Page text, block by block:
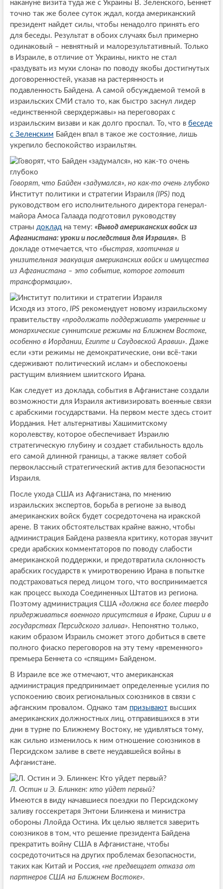
накануне визита туда же с Украины В. Зеленского, Беннет
точно так же более суток ждал, когда американский
президент найдет силы, чтобы ненадолго принять его
для беседы. Результат в обоих случаях был примерно
одинаковый – невнятный и малорезультативный. Только
в Израиле, в отличие от Украины, никто не стал
«раздувать из мухи слона» по поводу якобы достигнутых
договоренностей, указав на растерянность и
подавленность Байдена. А самой обсуждаемой темой в
израильских СМИ стало то, как быстро заснул лидер
«единственной сверхдержавы» на переговорах с
израильским визави и как долго проспал. То, что в беседе
с Зеленским Байден впал в такое же состояние, лишь
укрепило беспокойство израильтян.
Говорят, что Байден «задумался», но как-то очень глубоко
Институт политики и стратегии Израиля (IPS)под
руководством его исполнительного директора генерал-
майора Амоса Галаада подготовил руководству
страны докладна тему: «Вывод американских войск из
Афганистана: уроки и последствия для Израиля». В
докладе отмечается, что «быстрая, хаотичная и
унизительная эвакуация американских войск и имущества
из Афганистана – это событие, которое готовит
трансформацию».
Исходя из этого,IPS рекомендует новому израильскому
правительству «продолжать поддерживать умеренные и
монархические суннитские режимы на Ближнем Востоке,
особенно в Иордании, Египте и Саудовской Аравии». Даже
если «эти режимы не демократические, они всё-таки
сдерживают политический ислам» и обеспокоены
растущим влиянием шиитского Ирана.
Как следует из доклада, события в Афганистане создали
возможности для Израиля активизировать военные связи
с арабскими государствами. На первом месте здесь стоит
Иордания. Нет альтернативы Хашимитскому
королевству, которое обеспечивает Израилю
стратегическую глубину и создает стабильность вдоль
его самой длинной границы, а также являет собой
первоклассный стратегический актив для безопасности
Израиля.
После ухода США из Афганистана, по мнению
израильских экспертов, борьба в регионе за вывод
американских войск будет сосредоточена на иракской
арене. В таких обстоятельствах крайне важно, чтобы
администрация Байдена развеяла критику, которая звучит
среди арабских комментаторов по поводу слабости
американской поддержки, и предотвратила склонность
арабских государств к умиротворению Ирана в попытке
подстраховаться перед лицом того, что воспринимается
как процесс выхода Соединенных Штатов из региона.
Поэтому администрация США «должна все более твердо
придерживаться военного присутствия в Ираке, Сирии и в
государствах Персидского залива». Непонятно только,
каким образом Израиль сможет этого добиться в свете
полного фиаско переговоров на эту тему «временного»
премьера Беннета со «спящим» Байденом.
В Израиле все же отмечают, что американская
администрация предпринимает определенные усилия по
успокоению своих региональных союзников в связи с
афганским провалом. Однако там призываютвысших
американских должностных лиц, отправившихся в эти
дни в турне по Ближнему Востоку, не удивляться тому,
как сильно изменилось к ним отношение союзников в
Персидском заливе в свете неудавшейся войны в
Афганистане.
Л. Остин и Э. Блинкен: кто уйдет первый?
Имеются в виду начавшиеся поездки по Персидскому
заливу госсекретаря Энтони Блинкена и министра
обороны Ллойда Остина. Их целью является заверить
союзников в том, что решение президента Байдена
прекратить войну США в Афганистане, чтобы
сосредоточиться на других проблемах безопасности,
таких как Китай и Россия, «не предвещает отказа от
партнеров США на Ближнем Востоке».